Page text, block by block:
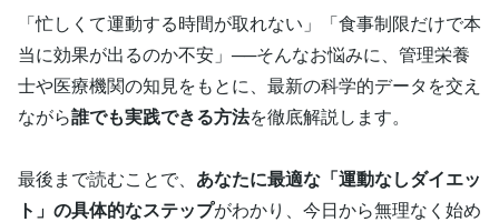
「忙しくて運動する時間が取れない」「食事制限だけで本
当に効果が出るのか不安」──そんなお悩みに、管理栄養
士や医療機関の知見をもとに、最新の科学的データを交え
ながら誰でも実践できる方法を徹底解説します。
最後まで読むことで、 あなたに最適な「運動なしダイエッ
ト」の具体的なステップがわかり、今日から無理なく始め